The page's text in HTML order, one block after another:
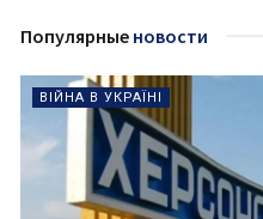
Популярные новости
ВІЙНА В УКРАЇНІ